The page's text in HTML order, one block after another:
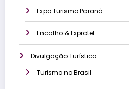
Expo Turismo Paraná
Encatho & Exprotel
Divulgação Turística
Turismo no Brasil